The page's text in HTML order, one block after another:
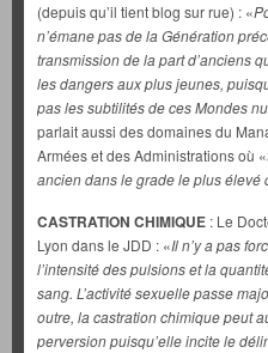
(depuis qu’il tient blog sur rue) : «
n’émane pas de la Génération
transmission de la part d’anciens
les dangers aux plus jeunes,
pas les subtilités de ces Mondes
parlait aussi des domaines du
Armées et des Administrations où «
ancien dans le grade le plus élevé
CASTRATION CHIMIQUE : Le
Lyon dans le JDD : «Il n’y a pas
l’intensité des pulsions et la
sang. L’activité sexuelle passe
outre, la castration chimique peut
perversion puisqu’elle incite le